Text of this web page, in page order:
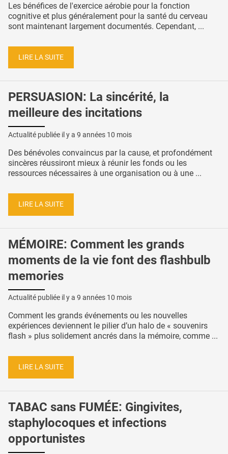
Les bénéfices de l'exercice aérobie pour la fonction
cognitive et plus généralement pour la santé du cerveau
sont maintenant largement documentés. Cependant, ...
LIRE LA SUITE
PERSUASION: La sincérité, la
meilleure des incitations
Actualité publiée il y a 9 années 10 mois
Des bénévoles convaincus par la cause, et profondément
sincères réussiront mieux à réunir les fonds ou les
ressources nécessaires à une organisation ou à une ...
LIRE LA SUITE
MÉMOIRE: Comment les grands
moments de la vie font des flashbulb
memories
Actualité publiée il y a 9 années 10 mois
Comment les grands événements ou les nouvelles
expériences deviennent le pilier d’un halo de « souvenirs
flash » plus solidement ancrés dans la mémoire, comme ...
LIRE LA SUITE
TABAC sans FUMÉE: Gingivites,
staphylocoques et infections
opportunistes